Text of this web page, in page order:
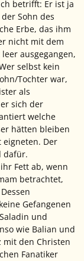
betrifft: Er ist ja
Sohn des
Erbe, das ihm
nicht mit dem
ausgegangen,
selbst kein
Tochter war,
als
sich der
welche
hätten bleiben
eigneten. Der
dafür.
Fett ab, wenn
betrachtet,
Gefangenen
und
wie Balian und
mit den Christen
Fanatiker